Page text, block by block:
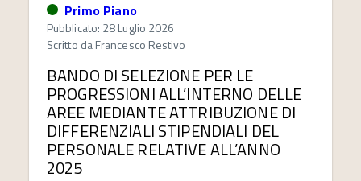
Primo Piano
Pubblicato: 28 Luglio 2026
Scritto daFrancesco Restivo
BANDO DI SELEZIONE PER LE
PROGRESSIONI ALL’INTERNO DELLE
AREE MEDIANTE ATTRIBUZIONE DI
DIFFERENZIALI STIPENDIALI DEL
PERSONALE RELATIVE ALL’ANNO
2025